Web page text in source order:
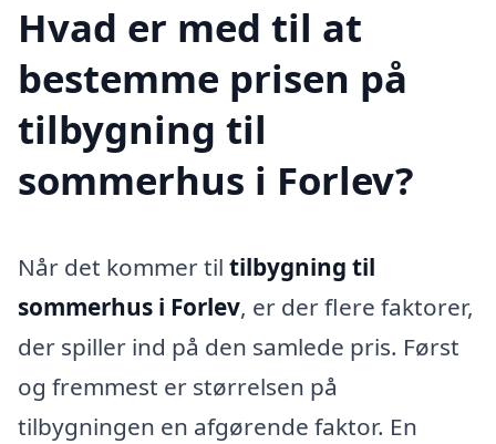
Hvad er med til at
bestemme prisen på
tilbygning til
sommerhus i Forlev?
Når det kommer til tilbygning til
sommerhus i Forlev, er der flere faktorer,
der spiller ind på den samlede pris. Først
og fremmest er størrelsen på
tilbygningen en afgørende faktor. En